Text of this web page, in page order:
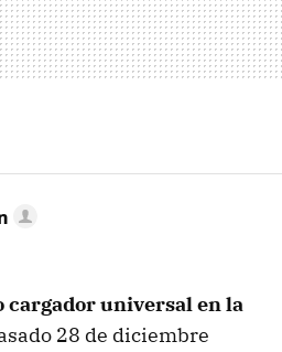
cargador universal en la
28 de diciembre